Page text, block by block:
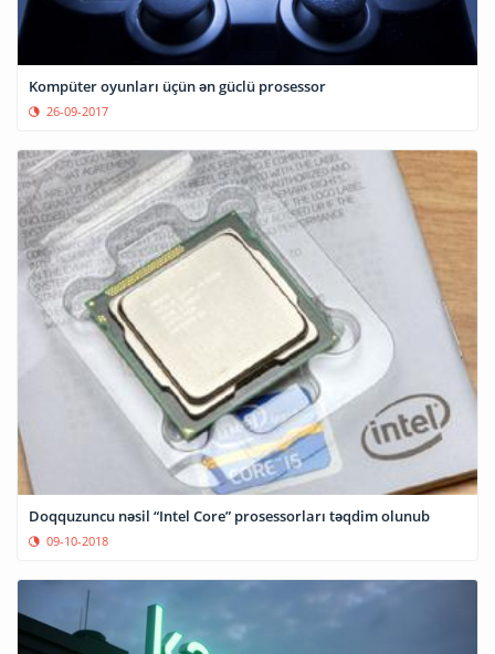
Kompüter oyunları üçün ən güclü prosessor
26-09-2017
Doqquzuncu nəsil “Intel Core” prosessorları təqdim olunub
09-10-2018